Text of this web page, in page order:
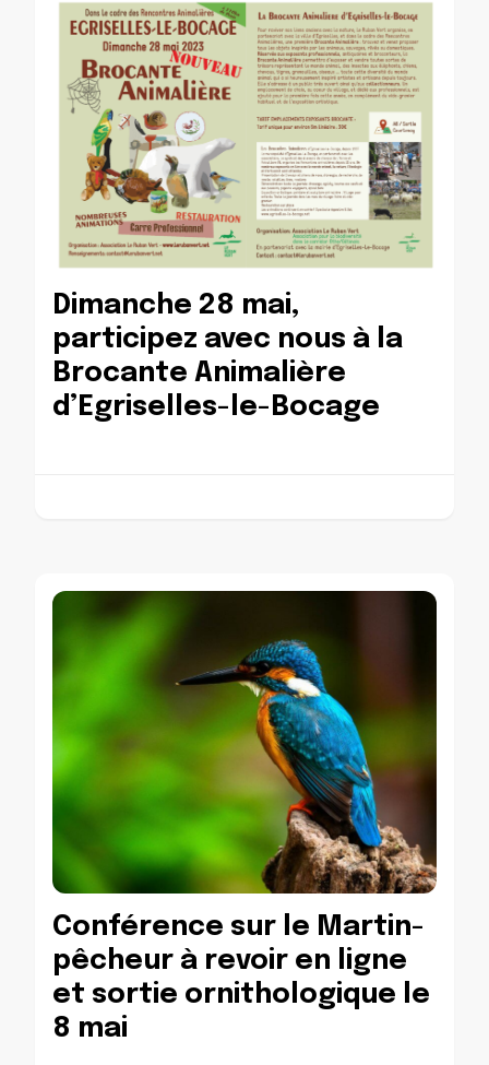
Dimanche 28 mai,
participez avec nous à la
Brocante Animalière
d’Egriselles-le-Bocage
Conférence sur le Martin-
pêcheur à revoir en ligne
et sortie ornithologique le
8 mai